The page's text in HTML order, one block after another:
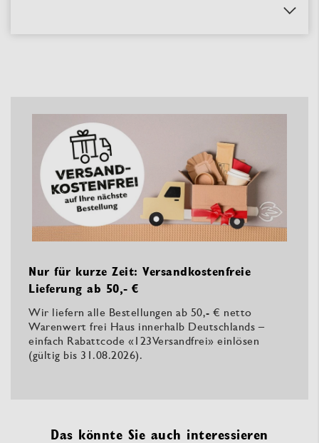
Nur für kurze Zeit: Versandkostenfreie
Lieferung ab 50,- €
Wir liefern alle Bestellungen ab 50,- € netto
Warenwert frei Haus innerhalb Deutschlands –
einfach Rabattcode «123Versandfrei» einlösen
(gültig bis 31.08.2026).
Das könnte Sie auch interessieren